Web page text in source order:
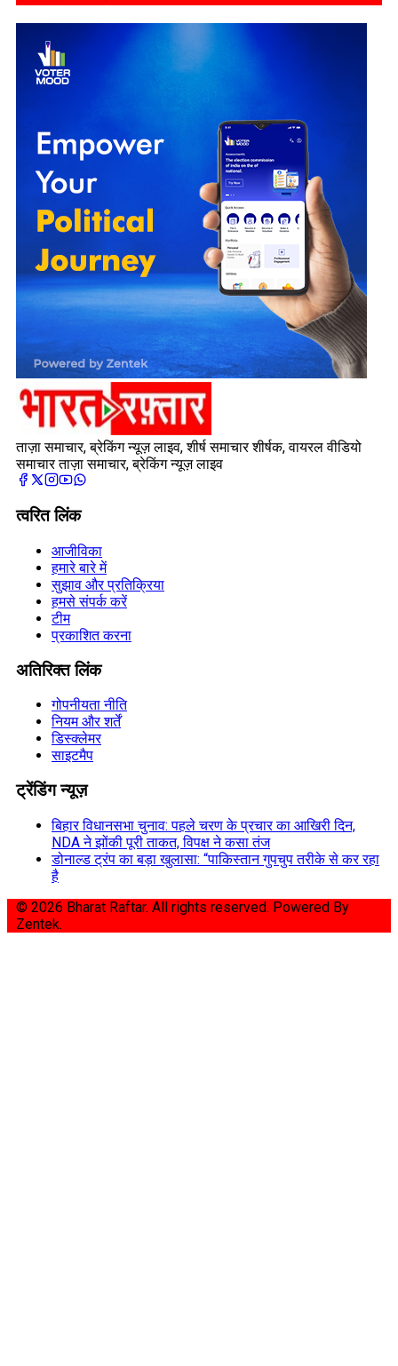
ताज़ा समाचार, ब्रेकिंग न्यूज़ लाइव, शीर्ष समाचार शीर्षक, वायरल वीडियो
समाचार ताज़ा समाचार, ब्रेकिंग न्यूज़ लाइव
त्वरित लिंक
आजीविका
हमारे बारे में
सुझाव और प्रतिक्रिया
हमसे संपर्क करें
टीम
प्रकाशित करना
अतिरिक्त लिंक
गोपनीयता नीति
नियम और शर्तें
डिस्क्लेमर
साइटमैप
ट्रेंडिंग न्यूज़
बिहार विधानसभा चुनाव: पहले चरण के प्रचार का आखिरी दिन,
NDA ने झोंकी पूरी ताकत, विपक्ष ने कसा तंज
डोनाल्ड ट्रंप का बड़ा खुलासा: “पाकिस्तान गुपचुप तरीके से कर रहा
है
© 2026 Bharat Raftar. All rights reserved. Powered By
Zentek.